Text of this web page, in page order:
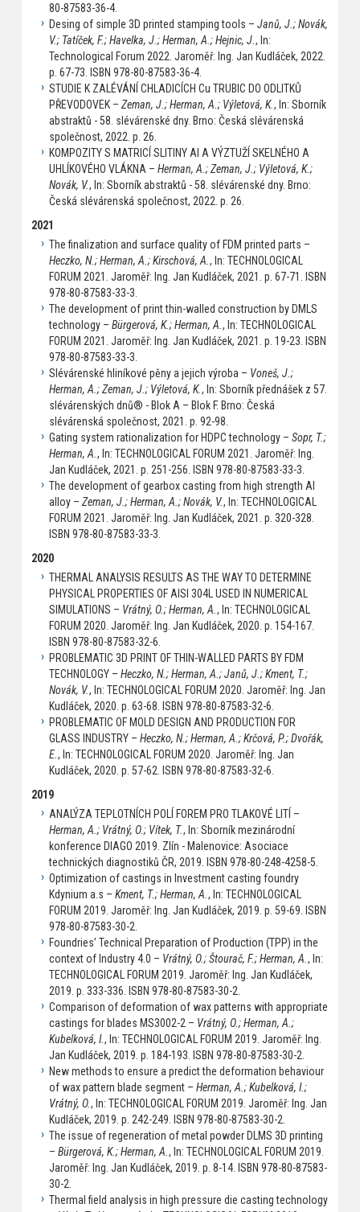
80-87583-36-4.
Desing of simple 3D printed stamping tools – Janů, J.; Novák,
V.; Tatíček, F.; Havelka, J.; Herman, A.; Hejnic, J. , In:
Technological Forum 2022. Jaroměř: Ing. Jan Kudláček, 2022.
p. 67-73. ISBN 978-80-87583-36-4.
STUDIE K ZALÉVÁNÍ CHLADICÍCH Cu TRUBIC DO ODLITKŮ
PŘEVODOVEK – Zeman, J.; Herman, A.; Výletová, K., In: Sborník
abstraktů - 58. slévárenské dny. Brno: Česká slévárenská
společnost, 2022. p. 26.
KOMPOZITY S MATRICÍ SLITINY Al A VÝZTUŽÍ SKELNÉHO A
UHLÍKOVÉHO VLÁKNA – Herman, A.; Zeman, J.; Výletová, K.;
Novák, V., In: Sborník abstraktů - 58. slévárenské dny. Brno:
Česká slévárenská společnost, 2022. p. 26.
2021
The finalization and surface quality of FDM printed parts –
Heczko, N.; Herman, A.; Kirschová, A. , In: TECHNOLOGICAL
FORUM 2021. Jaroměř: Ing. Jan Kudláček, 2021. p. 67-71. ISBN
978-80-87583-33-3.
The development of print thin-walled construction by DMLS
technology – Bürgerová, K.; Herman, A. , In: TECHNOLOGICAL
FORUM 2021. Jaroměř: Ing. Jan Kudláček, 2021. p. 19-23. ISBN
978-80-87583-33-3.
Slévárenské hliníkové pěny a jejich výroba – Voneš, J.;
Herman, A.; Zeman, J.; Výletová, K., In: Sborník přednášek z 57.
slévárenských dnů® - Blok A – Blok F. Brno: Česká
slévárenská společnost, 2021. p. 92-98.
Gating system rationalization for HDPC technology – Sopr, T.;
Herman, A. , In: TECHNOLOGICAL FORUM 2021. Jaroměř: Ing.
Jan Kudláček, 2021. p. 251-256. ISBN 978-80-87583-33-3.
The development of gearbox casting from high strength Al
alloy – Zeman, J.; Herman, A.; Novák, V., In: TECHNOLOGICAL
FORUM 2021. Jaroměř: Ing. Jan Kudláček, 2021. p. 320-328.
ISBN 978-80-87583-33-3.
2020
THERMAL ANALYSIS RESULTS AS THE WAY TO DETERMINE
PHYSICAL PROPERTIES OF AISI 304L USED IN NUMERICAL
SIMULATIONS – Vrátný, O.; Herman, A. , In: TECHNOLOGICAL
FORUM 2020. Jaroměř: Ing. Jan Kudláček, 2020. p. 154-167.
ISBN 978-80-87583-32-6.
PROBLEMATIC 3D PRINT OF THIN-WALLED PARTS BY FDM
TECHNOLOGY – Heczko, N.; Herman, A.; Janů, J.; Kment, T.;
Novák, V., In: TECHNOLOGICAL FORUM 2020. Jaroměř: Ing. Jan
Kudláček, 2020. p. 63-68. ISBN 978-80-87583-32-6.
PROBLEMATIC OF MOLD DESIGN AND PRODUCTION FOR
GLASS INDUSTRY – Heczko, N.; Herman, A.; Krčová, P.; Dvořák,
E. , In: TECHNOLOGICAL FORUM 2020. Jaroměř: Ing. Jan
Kudláček, 2020. p. 57-62. ISBN 978-80-87583-32-6.
2019
ANALÝZA TEPLOTNÍCH POLÍ FOREM PRO TLAKOVÉ LITÍ –
Herman, A.; Vrátný, O.; Vítek, T., In: Sborník mezinárodní
konference DIAGO 2019. Zlín - Malenovice: Asociace
technických diagnostiků ČR, 2019. ISBN 978-80-248-4258-5.
Optimization of castings in Investment casting foundry
Kdynium a.s – Kment, T.; Herman, A. , In: TECHNOLOGICAL
FORUM 2019. Jaroměř: Ing. Jan Kudláček, 2019. p. 59-69. ISBN
978-80-87583-30-2.
Foundries’ Technical Preparation of Production (TPP) in the
context of Industry 4.0 – Vrátný, O.; Štourač, F.; Herman, A. , In:
TECHNOLOGICAL FORUM 2019. Jaroměř: Ing. Jan Kudláček,
2019. p. 333-336. ISBN 978-80-87583-30-2.
Comparison of deformation of wax patterns with appropriate
castings for blades MS3002-2 – Vrátný, O.; Herman, A.;
Kubelková, I., In: TECHNOLOGICAL FORUM 2019. Jaroměř: Ing.
Jan Kudláček, 2019. p. 184-193. ISBN 978-80-87583-30-2.
New methods to ensure a predict the deformation behaviour
of wax pattern blade segment – Herman, A.; Kubelková, I.;
Vrátný, O., In: TECHNOLOGICAL FORUM 2019. Jaroměř: Ing. Jan
Kudláček, 2019. p. 242-249. ISBN 978-80-87583-30-2.
The issue of regeneration of metal powder DLMS 3D printing
– Bürgerová, K.; Herman, A. , In: TECHNOLOGICAL FORUM 2019.
Jaroměř: Ing. Jan Kudláček, 2019. p. 8-14. ISBN 978-80-87583-
30-2.
Thermal field analysis in high pressure die casting technology